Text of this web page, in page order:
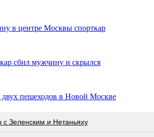
в центре Москвы спорткар
сбил мужчину и скрылся
двух пешеходов в Новой Москве
с Зеленским и Нетаньяху